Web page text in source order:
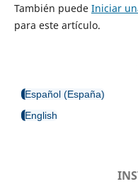
También puede Iniciar
para este artículo.
Español (España)
English